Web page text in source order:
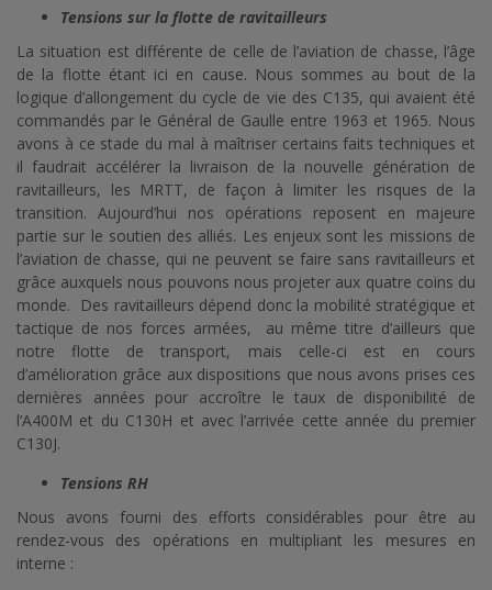
Tensions sur la flotte de ravitailleurs
La situation est différente de celle de l’aviation de chasse, l’âge
de la flotte étant ici en cause. Nous sommes au bout de la
logique d’allongement du cycle de vie des C135, qui avaient été
commandés par le Général de Gaulle entre 1963 et 1965. Nous
avons à ce stade du mal à maîtriser certains faits techniques et
il faudrait accélérer la livraison de la nouvelle génération de
ravitailleurs, les MRTT, de façon à limiter les risques de la
transition. Aujourd’hui nos opérations reposent en majeure
partie sur le soutien des alliés. Les enjeux sont les missions de
l’aviation de chasse, qui ne peuvent se faire sans ravitailleurs et
grâce auxquels nous pouvons nous projeter aux quatre coins du
monde. Des ravitailleurs dépend donc la mobilité stratégique et
tactique de nos forces armées, au même titre d’ailleurs que
notre flotte de transport, mais celle-ci est en cours
d’amélioration grâce aux dispositions que nous avons prises ces
dernières années pour accroître le taux de disponibilité de
l’A400M et du C130H et avec l’arrivée cette année du premier
C130J.
Tensions RH
Nous avons fourni des efforts considérables pour être au
rendez-vous des opérations en multipliant les mesures en
interne :